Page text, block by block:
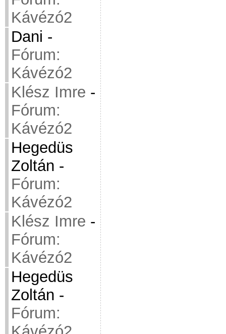
Kávézó2
Dani -
Fórum:
Kávézó2
Klész Imre -
Fórum:
Kávézó2
Hegedüs
Zoltán -
Fórum:
Kávézó2
Klész Imre -
Fórum:
Kávézó2
Hegedüs
Zoltán -
Fórum: